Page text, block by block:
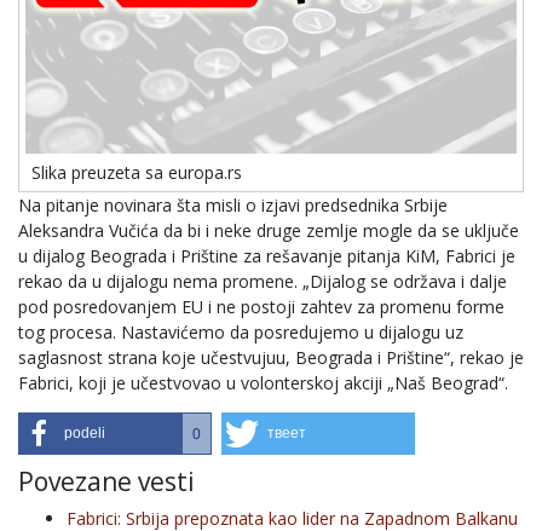
Slika preuzeta sa europa.rs
Na pitanje novinara šta misli o izjavi predsednika Srbije
Aleksandra Vučića da bi i neke druge zemlje mogle da se uključe
u dijalog Beograda i Prištine za rešavanje pitanja KiM, Fabrici je
rekao da u dijalogu nema promene. „Dijalog se održava i dalje
pod posredovanjem EU i ne postoji zahtev za promenu forme
tog procesa. Nastavićemo da posredujemo u dijalogu uz
saglasnost strana koje učestvujuu, Beograda i Prištine“, rekao je
Fabrici, koji je učestvovao u volonterskoj akciji „Naš Beograd“.
podeli 0 твеет
Povezane vesti
Fabrici: Srbija prepoznata kao lider na Zapadnom Balkanu